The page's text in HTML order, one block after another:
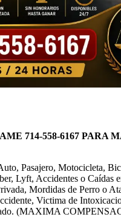
714-558-6167 PARA
Pasajero, Motocicleta,
Lyft, Accidentes o Caídas
Mordidas de Perro o
Victima de
(MAXIMA